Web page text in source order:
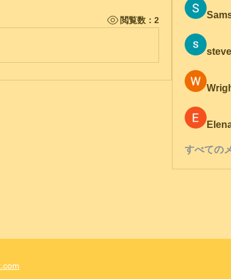
閲覧数：2
すべての